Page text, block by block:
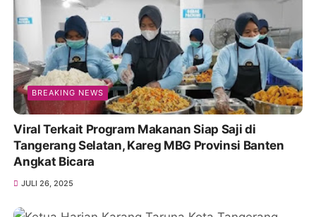
BREAKING NEWS
Viral Terkait Program Makanan Siap Saji di
Tangerang Selatan, Kareg MBG Provinsi Banten
Angkat Bicara
JULI 26, 2025